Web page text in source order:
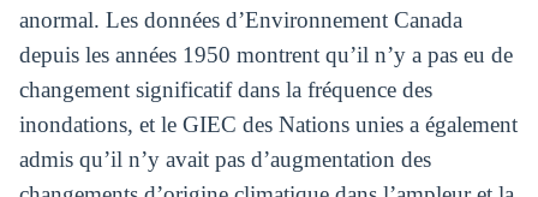
anormal. Les données d’Environnement Canada
depuis les années 1950 montrent qu’il n’y a pas eu de
changement significatif dans la fréquence des
inondations, et le GIEC des Nations unies a également
admis qu’il n’y avait pas d’augmentation des